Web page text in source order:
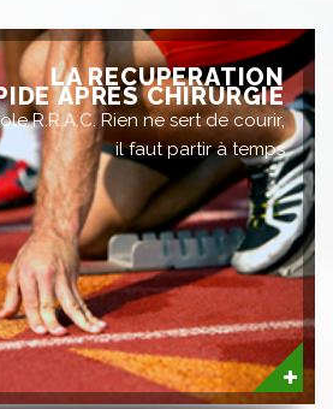
LA RECUPERATION
APRÈS CHIRURGIE
R.R.A.C. Rien ne sert de courir,
il faut partir à temps